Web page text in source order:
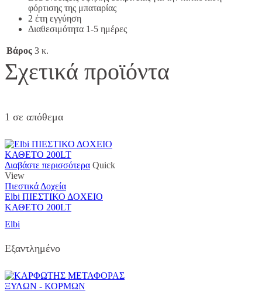
φόρτισης της μπαταρίας
2 έτη εγγύηση
Διαθεσιμότητα 1-5 ημέρες
Βάρος 3 κ.
Σχετικά προϊόντα
1 σε απόθεμα
Διαβάστε περισσότερα Quick
View
Πιεστικά Δοχεία
Elbi ΠΙΕΣΤΙΚΟ ΔΟΧΕΙΟ
ΚΑΘΕΤΟ 200LT
Elbi
Εξαντλημένο